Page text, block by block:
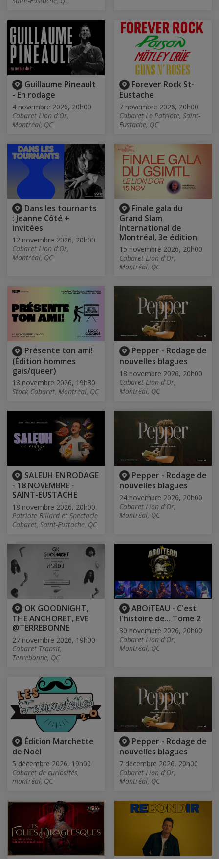
Guillaume Pineault
- En rodage
4 novembre 2026, 20h00
Cabaret Lion d'Or,
Montréal, QC
Forever Rock St-
Eustache
7 novembre 2026, 20h00
Cabaret Le Patriote, Saint-
Eustache, QC
Dans les tournants
: Jeanne Côté +
invitées
12 novembre 2026, 20h00
Cabaret Lion d'Or,
Montréal, QC
Finale gala du
Grand Slam
International de
Montréal, 3e édition
15 novembre 2026, 20h00
Cabaret Lion d'Or,
Montréal, QC
Présente ton ami!
(Édition hommes
gais/queer)
18 novembre 2026, 19h30
Stock Cabaret, Montréal, QC
Pepper - Rodage de
nouvelles blagues
18 novembre 2026, 20h00
Cabaret Lion d'Or,
Montréal, QC
SALEUH EN RODAGE
- 18 NOVEMBRE -
SAINT-EUSTACHE
18 novembre 2026, 20h00
Patriote Billard et Spectacle
Cabaret, Saint-Eustache, QC
Pepper - Rodage de
nouvelles blagues
24 novembre 2026, 20h00
Cabaret Lion d'Or,
Montréal, QC
OK GOODNIGHT,
THE ANCHORET, EVE
@TERREBONNE
27 novembre 2026, 19h00
Cabaret Transit,
Terrebonne, QC
ABOiTEAU - C'est
l'histoire de... Tome 2
30 novembre 2026, 20h00
Cabaret Lion d'Or,
Montréal, QC
Édition Marchette
de Noël
5 décembre 2026, 19h00
Cabaret de curiosités,
montréal, QC
Pepper - Rodage de
nouvelles blagues
7 décembre 2026, 20h00
Cabaret Lion d'Or,
Montréal, QC